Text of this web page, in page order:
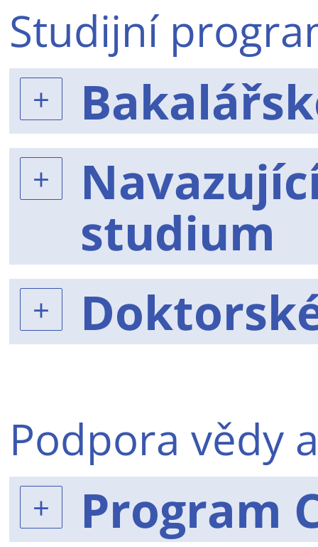
Studijní
studium
Podpora vědy
Program